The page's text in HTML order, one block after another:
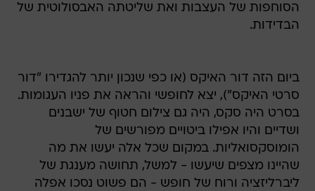
הסוחפות של העצבות ואת שליטתה האבסולוטית של
הבדידות.
ביום הזה דור האיקס (או כפי שנכון יותר להגדירו "דור
סרטי האיקס"), יצא לחופשי והראה את פניו העגומות.
בסרט היה סקס, היה גם צילום חטוף של ישבנים
ושדיים והיו אפילו ביטויים מפורשים של
הומוסקסואליות. במקום שכל אלה יעשו את מה
שהיינו מצפים שיעשו - למשל, תחושה מענגת של
ליברליזציה ורוח של חופש - הם פשוט נסכו אפלה